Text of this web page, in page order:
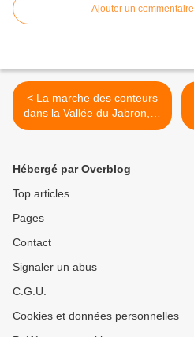
Ajouter un commentaire
< La marche des conteurs
dans la Vallée du Jabron, le
5 août...
Hébergé par Overblog
Top articles
Pages
Contact
Signaler un abus
C.G.U.
Cookies et données personnelles